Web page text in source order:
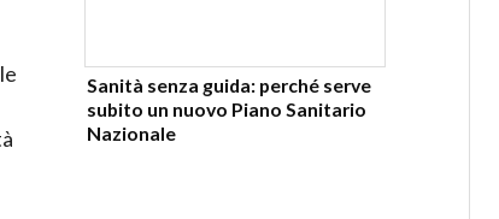
Sanità senza guida: perché serve
subito un nuovo Piano Sanitario
Nazionale